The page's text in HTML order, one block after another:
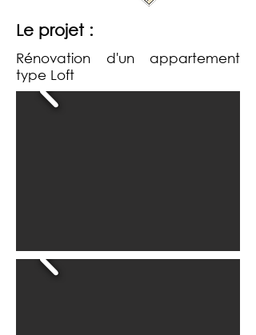
Le projet :
Rénovation d'un appartement
type Loft